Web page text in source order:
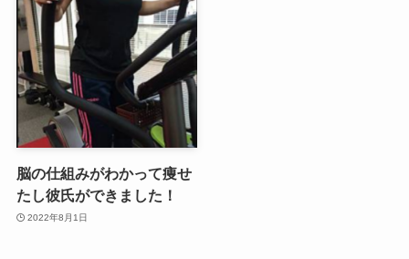
脳の仕組みがわかって痩せ
たし彼氏ができました！
2022年8月1日